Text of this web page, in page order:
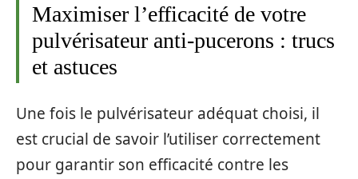
Maximiser l’efficacité de votre
pulvérisateur anti-pucerons : trucs
et astuces
Une fois le pulvérisateur adéquat choisi, il
est crucial de savoir l’utiliser correctement
pour garantir son efficacité contre les